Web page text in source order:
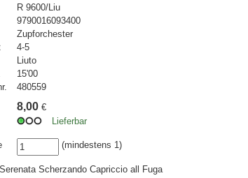
R 9600/Liu
9790016093400
Zupforchester
4-5
Liuto
15'00
480559
8,00 €
Lieferbar
(mindestens 1)
Scherzando Capriccio all Fuga